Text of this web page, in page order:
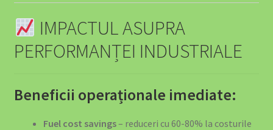
IMPACTUL ASUPRA
PERFORMANȚEI INDUSTRIALE
Beneficii operaționale imediate:
Fuel cost savings– reduceri cu 60-80% la costurile